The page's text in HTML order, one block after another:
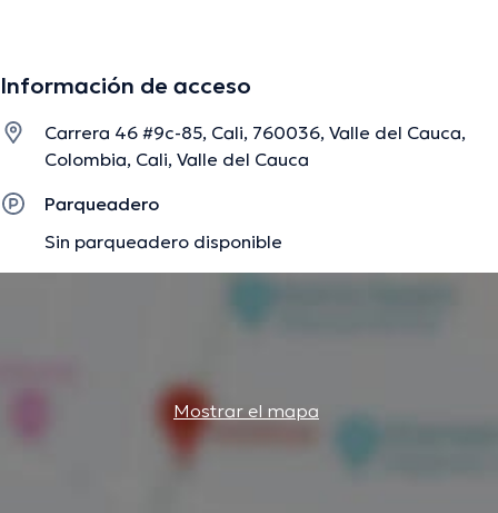
cooperado en diversas conferencias con el objetivo de
especialización y ha anunciado diferentes artículos. La
consulta se puede realizar en Español.
La descripción fue editada por el equipo de doctoranytime, con base en
Información de acceso
Carrera 46 #9c-85, Cali, 760036, Valle del Cauca,
Colombia, Cali, Valle del Cauca
Parqueadero
Sin parqueadero disponible
Mostrar el mapa